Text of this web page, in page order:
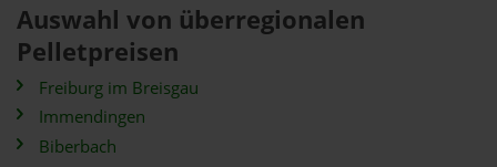
Auswahl von überregionalen
Pelletpreisen
Freiburg im Breisgau
Immendingen
Biberbach